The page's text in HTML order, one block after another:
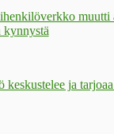
muutti
kynnystä